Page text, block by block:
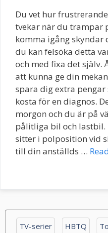
Du vet hur
tvekar när du trampar
komma igång skyndar
du kan felsöka detta
och med fixa det själv.
att kunna ge din
spara dig extra
kosta för en diagnos.
morgon och du är på
pålitliga bil och lastbil.
sitter i polposition vid
till din anställds …
TV-serier HBTQ